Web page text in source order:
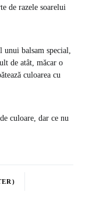
de razele soarelui
unui balsam special,
de atât, măcar o
culoarea cu
culoare, dar ce nu